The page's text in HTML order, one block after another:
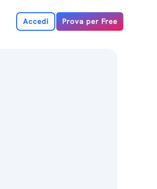
Accedi Prova per Free